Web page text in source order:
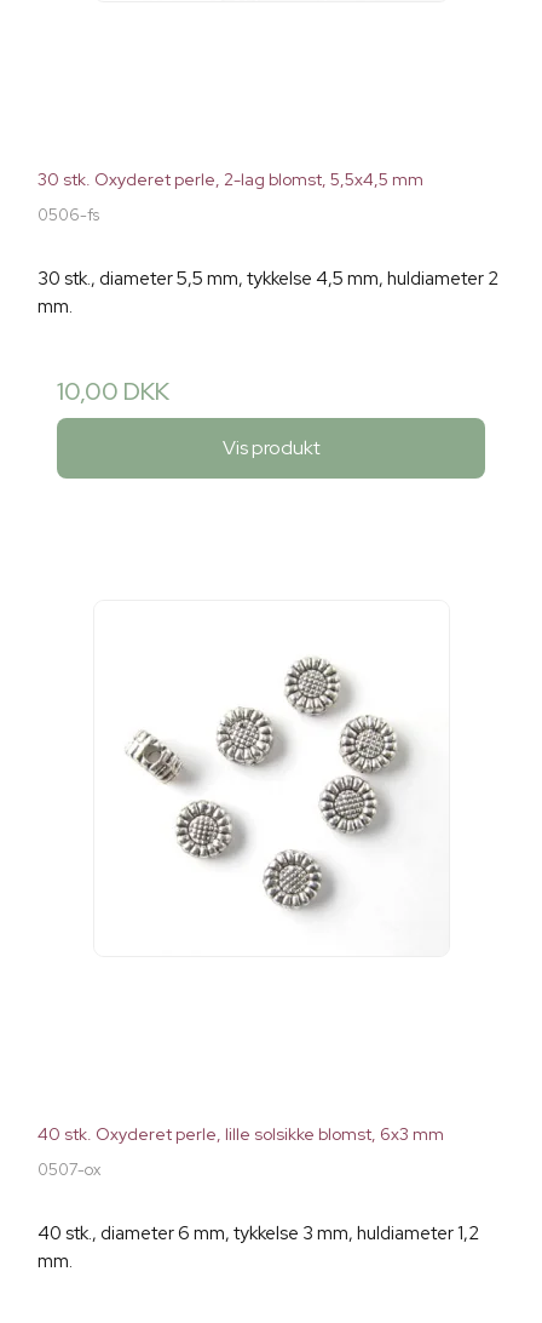
30 stk. Oxyderet perle, 2-lag blomst, 5,5x4,5 mm
0506-fs
30 stk., diameter 5,5 mm, tykkelse 4,5 mm, huldiameter 2
mm.
10,00 DKK
Vis produkt
40 stk. Oxyderet perle, lille solsikke blomst, 6x3 mm
0507-ox
40 stk., diameter 6 mm, tykkelse 3 mm, huldiameter 1,2
mm.